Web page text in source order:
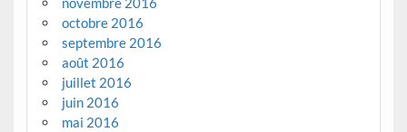
octobre 2016
septembre 2016
août 2016
juillet 2016
juin 2016
mai 2016